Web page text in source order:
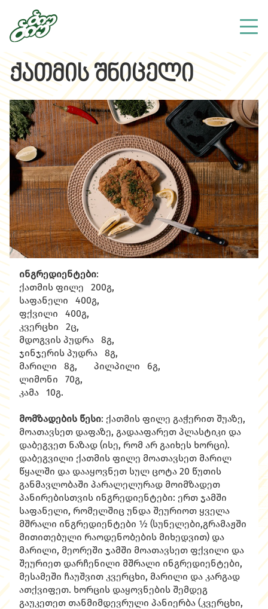
ქათმის შნიცელი
ინგრედიენტები:
ქათმის ფილე 200გ,
საფანელი 400გ,
ფქვილი 400გ,
კვერცხი 2ც,
მდოგვის პუდრა 8გ,
ჯინჯერის პუდრა 8გ,
მარილი 8გ, პილპილი 6გ,
ლიმონი 70გ,
კამა 10გ.
მომზადების წესი: ქათმის ფილე გაჭერით შუაზე,
მოათავსეთ დაფაზე, გადააფარეთ პლასტიკი და
დაბეგვეთ ნაზად (ისე, რომ არ გაიხეს ხორცი).
დაბეგვილი ქათმის ფილე მოათავსეთ მარილ
წყალში და დააყოვნეთ სულ ცოტა 20 წუთის
განმავლობაში პარალელურად მოიმზადეთ
პანირებისთვის ინგრედიენტები: ერთ ჯამში
საფანელი, რომელშიც უნდა შეურიოთ ყველა
მშრალი ინგრედიენტები ½ (სუნელები,გრამაჟში
მითითებული რაოდენობების მიხედვით) და
მარილი, მეორეში ჯამში მოათავსეთ ფქვილი და
შეურიეთ დარჩენილი მშრალი ინგრედიენტები,
მესამეში ჩაუშვით კვერცხი, მარილი და კარგად
ათქვიფეთ. ხორცის დაყოვნების შემდეგ
გაუკეთეთ თანმიმდევრული პანიერბა (კვერცხი,